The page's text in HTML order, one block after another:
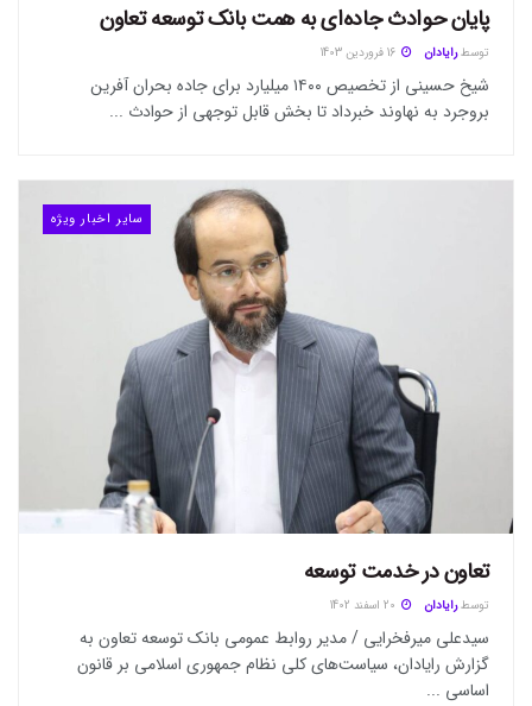
پایان حوادث جاده‌ای به همت بانک توسعه تعاون
توسط رایادان
شیخ حسینی از تخصیص ۱۴۰۰ میلیارد برای جاده بحران آفرین
بروجرد به نهاوند خبرداد تا بخش قابل توجهی از حوادث ...
سایر اخبار ویژه
تعاون در خدمت توسعه
توسط رایادان
سیدعلی میرفخرایی / مدیر روابط عمومی بانک توسعه تعاون به
گزارش رایادان، سیاست‌های کلی نظام جمهوری اسلامی بر قانون
اساسی ...